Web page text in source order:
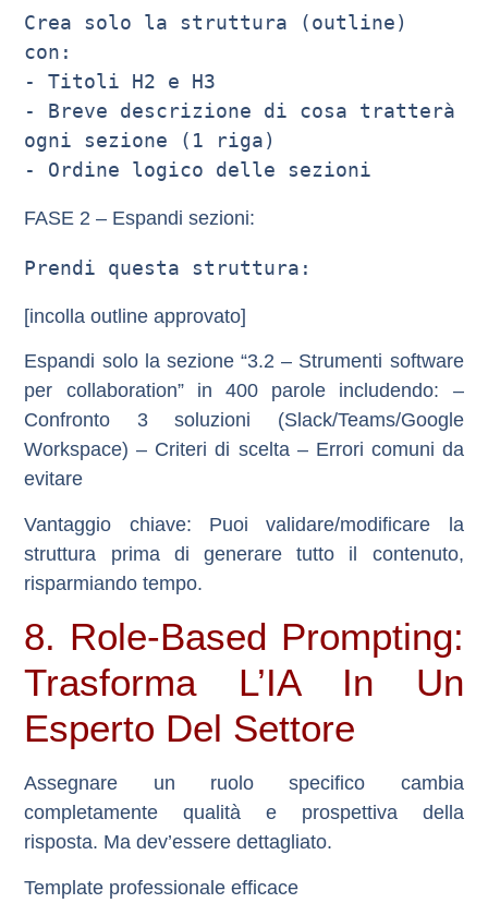
Crea solo la struttura (outline)
con:
- Titoli H2 e H3
- Breve descrizione di cosa tratterà
ogni sezione (1 riga)
FASE 2 – Espandi sezioni:
Prendi questa struttura:
[incolla outline approvato]
Espandi solo la sezione “3.2 – Strumenti software
per collaboration” in 400 parole includendo: –
Confronto 3 soluzioni (Slack/Teams/Google
Workspace) – Criteri di scelta – Errori comuni da
evitare
Vantaggio chiave: Puoi validare/modificare la
struttura prima di generare tutto il contenuto,
risparmiando tempo.
8. Role-Based Prompting:
Trasforma L’IA In Un
Esperto Del Settore
Assegnare un ruolo specifico cambia
completamente qualità e prospettiva della
risposta. Ma dev’essere dettagliato.
Template professionale efficace